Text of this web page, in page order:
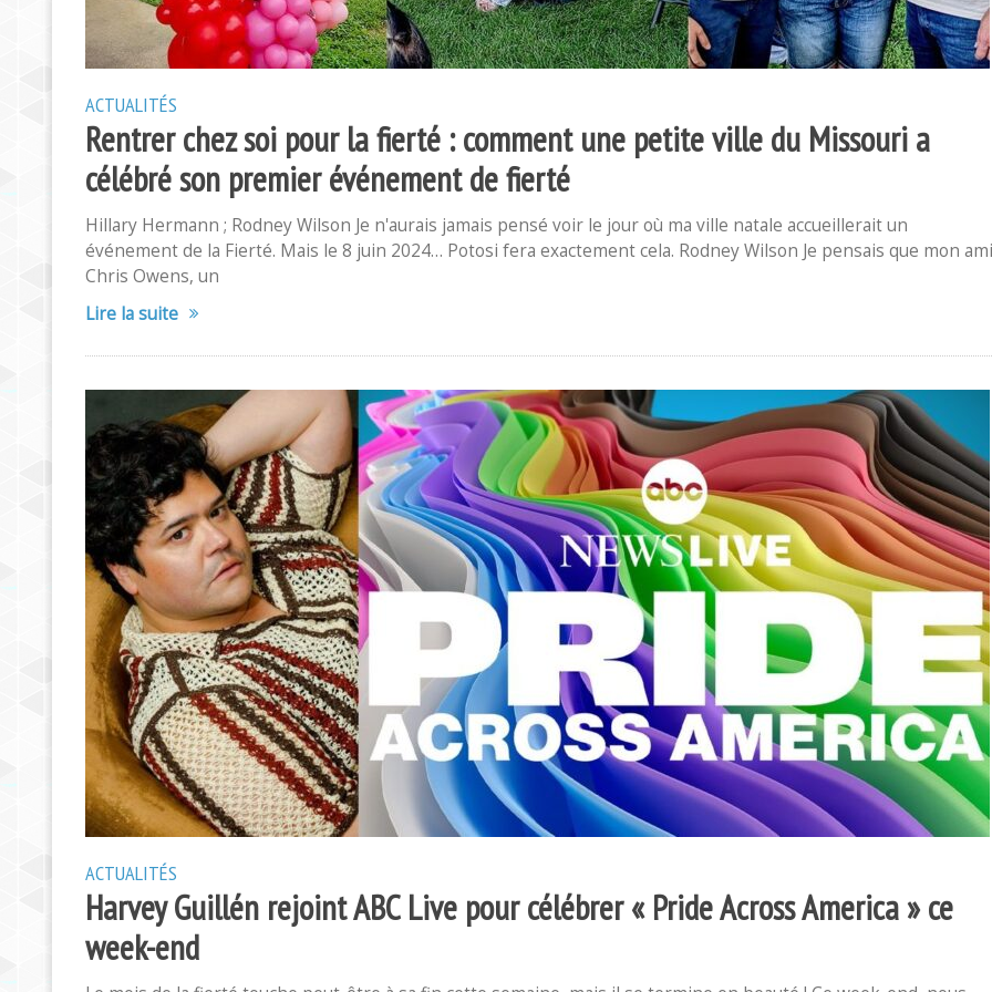
ACTUALITÉS
Rentrer chez soi pour la fierté : comment une petite ville du Missouri a
célébré son premier événement de fierté
Hillary Hermann ; Rodney Wilson Je n'aurais jamais pensé voir le jour où ma ville natale accueillerait un
événement de la Fierté. Mais le 8 juin 2024… Potosi fera exactement cela. Rodney Wilson Je pensais que mon ami
Chris Owens, un
Lire la suite
ACTUALITÉS
Harvey Guillén rejoint ABC Live pour célébrer « Pride Across America » ce
week-end